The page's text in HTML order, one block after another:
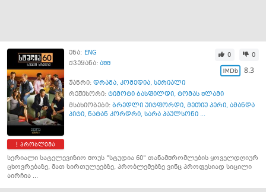
პრობლემა
ენა: ENG
ქვეყანა: აშშ
0 0
8.3
ჟანრი: დრამა, კომედია, სერიალი
რეჟისორი: ტიმოტი ბასფილდი, ტომას შლამი
მსახიობები: ბრედლი უიტფორდი, მეთიუ პერი, ამანდა
პიტი, ნატან კორდრი, სარა პაულსონი ...
სერიალი სატელევიზიო შოუს "სტუდია 60" თანამშრომლების ყოველდღიურ
ცხოვრებაზე, მათ სირთულეებზე, პრობლემებზე ვინც პროფესიად სიცილი
აირჩია ...